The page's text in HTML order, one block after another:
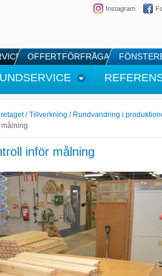
Instagram
OFFERTFÖRFRÅGAN
/Tillverkning / Rundvandring i
inför målning